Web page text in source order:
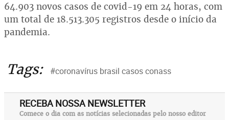
64.903 novos casos de covid-19 em 24 horas, com
um total de 18.513.305 registros desde o início da
pandemia.
Tags: #coronavírus brasil casos conass
RECEBA NOSSA NEWSLETTER
Comece o dia com as notícias selecionadas pelo nosso editor